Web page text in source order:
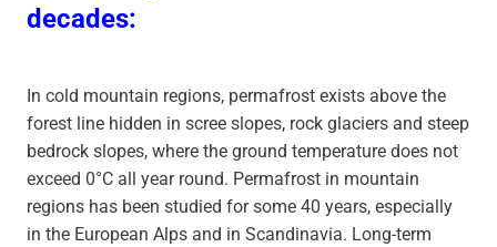
decades:
In cold mountain regions, permafrost exists above the
forest line hidden in scree slopes, rock glaciers and steep
bedrock slopes, where the ground temperature does not
exceed 0°C all year round. Permafrost in mountain
regions has been studied for some 40 years, especially
in the European Alps and in Scandinavia. Long-term